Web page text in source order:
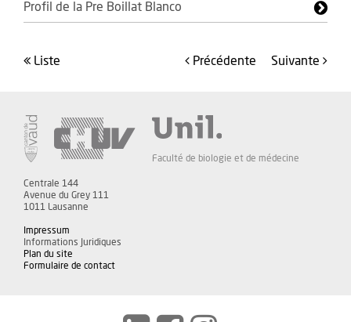
Profil de la Pre Boillat Blanco
liste précédente suivante
Faculté de biologie et de médecine
Centrale 144
Avenue du Grey 111
1011 Lausanne
Impressum
Informations Juridiques
Plan du site
Formulaire de contact